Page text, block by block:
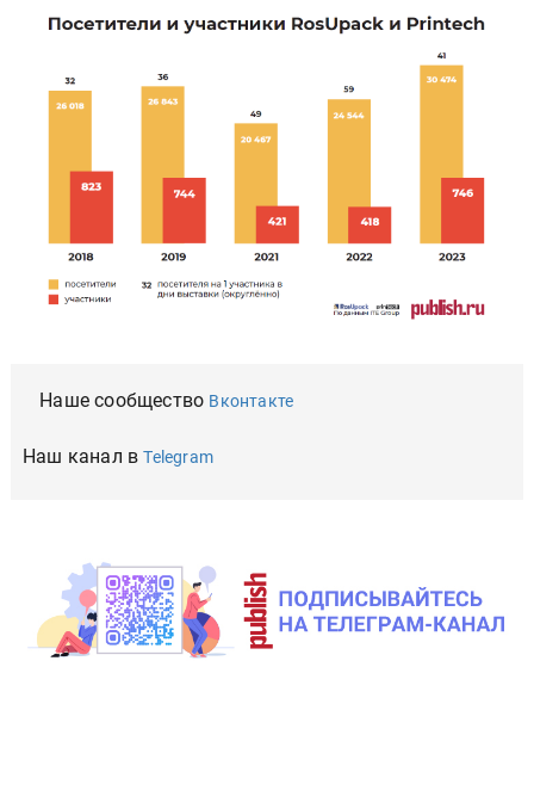
Наше сообщество Вконтакте
Наш канал вTelegram